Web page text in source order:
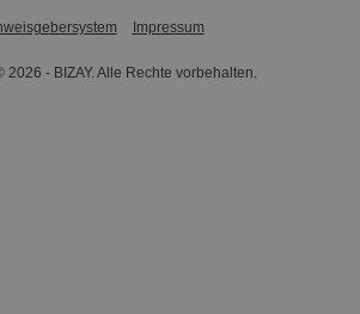
Impressum
2026 - BIZAY. Alle Rechte vorbehalten.